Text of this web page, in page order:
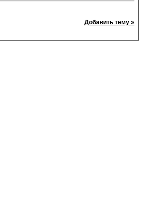
Добавить тему »